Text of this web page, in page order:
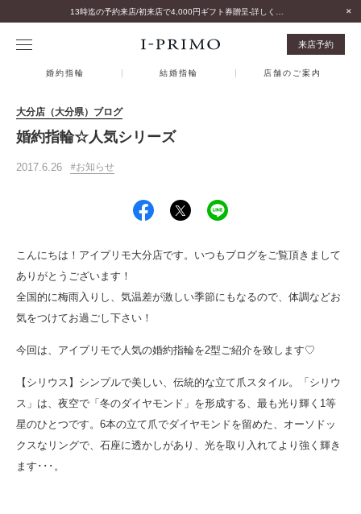
来店予約
婚約指輪 結婚指輪 店舗のご案内
大分店（大分県）ブログ
婚約指輪☆人気シリーズ
2017.6.26 お知らせ
こんにちは！アイプリモ大分店です。いつもブログをご覧頂きまして
ありがとうございます！
全国的に梅雨入りし、気温差が激しい季節にもなるので、体調などお
気をつけてお過ごし下さい！
今回は、アイプリモで人気の婚約指輪を2型ご紹介を致します♡
【シリウス】シンプルで美しい、伝統的な立て爪スタイル。「シリウ
ス」は、夜空で「冬のダイヤモンド」を形成する、最も光り輝く1等
星のひとつです。6本の立て爪でダイヤモンドを留めた、オーソドッ
クスなリングで、石座に透かしがあり、光を取り入れてより強く輝き
ます･･･。